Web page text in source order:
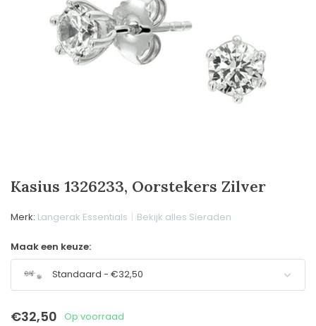
Kasius 1326233, Oorstekers Zilver
Merk: Langerak Essentials Bekijk alles Sieraden
Maak een keuze:
Standaard - €32,50
€32,50 Op voorraad